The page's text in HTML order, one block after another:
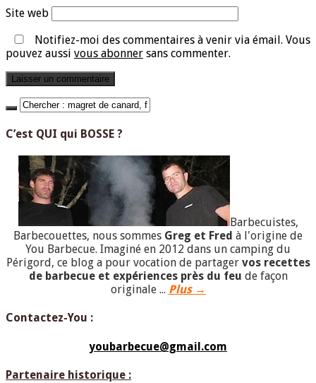
Site web
Notifiez-moi des commentaires à venir via émail. Vous
pouvez aussi vous abonner sans commenter.
C’est QUI qui BOSSE ?
Barbecuistes,
Barbecouettes, nous sommes Greg et Fred à l'origine de
You Barbecue. Imaginé en 2012 dans un camping du
Périgord, ce blog a pour vocation de partager vos recettes
de barbecue et expériences près du feu de façon
originale ... Plus →
Contactez-You :
youbarbecue@gmail.com
Partenaire historique :